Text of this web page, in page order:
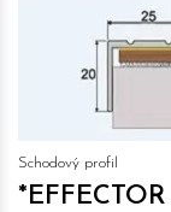
Schodový profil